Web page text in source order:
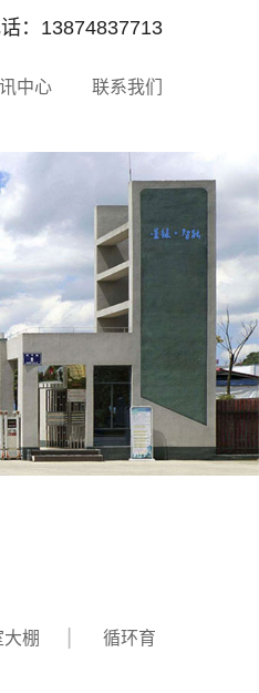
：13874837713
中心 联系我们
棚
循环育